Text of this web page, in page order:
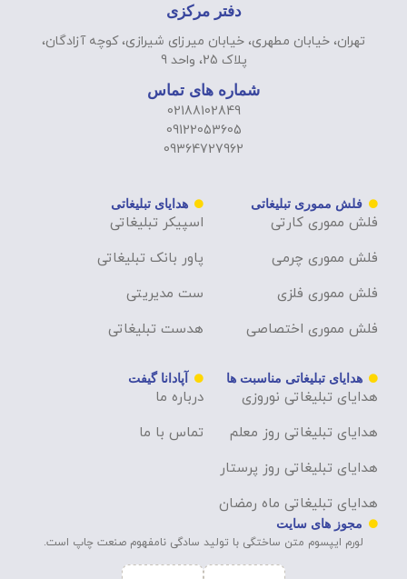
دفتر مرکزی
تهران، خیابان مطهری، خیابان میرزای شیرازی، کوچه آزادگان،
پلاک 25، واحد 9
شماره های تماس
02188102849
09122053605
09364727962
فلش مموری تبلیغاتی
فلش مموری کارتی
فلش مموری چرمی
فلش مموری فلزی
فلش مموری اختصاصی
هدایای تبلیغاتی
اسپیکر تبلیغاتی
پاور بانک تبلیغاتی
ست مدیریتی
هدست تبلیغاتی
هدایای تبلیغاتی مناسبت ها
هدایای تبلیغاتی نوروزی
هدایای تبلیغاتی روز معلم
هدایای تبلیغاتی روز پرستار
هدایای تبلیغاتی ماه رمضان
آپادانا گیفت
درباره ما
تماس با ما
مجوز های سایت
لورم ایپسوم متن ساختگی با تولید سادگی نامفهوم صنعت چاپ است.